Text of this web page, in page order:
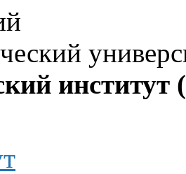
институт